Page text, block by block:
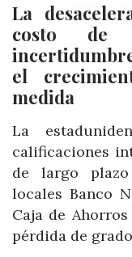
La
costo de
el
medida
La
calificaciones
de largo
locales Banco
Caja de
pérdida de